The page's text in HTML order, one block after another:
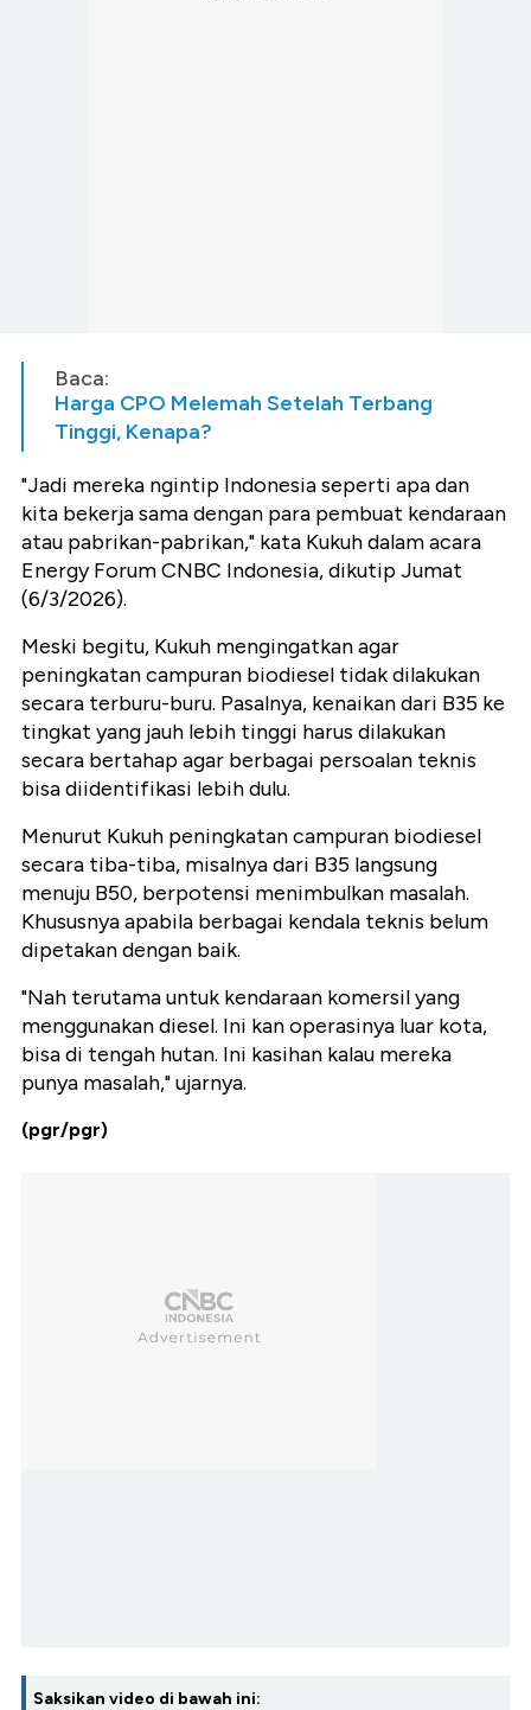
Baca:
Harga CPO Melemah Setelah Terbang
Tinggi, Kenapa?
"Jadi mereka ngintip Indonesia seperti apa dan
kita bekerja sama dengan para pembuat kendaraan
atau pabrikan-pabrikan," kata Kukuh dalam acara
Energy Forum CNBC Indonesia, dikutip Jumat
(6/3/2026).
Meski begitu, Kukuh mengingatkan agar
peningkatan campuran biodiesel tidak dilakukan
secara terburu-buru. Pasalnya, kenaikan dari B35 ke
tingkat yang jauh lebih tinggi harus dilakukan
secara bertahap agar berbagai persoalan teknis
bisa diidentifikasi lebih dulu.
Menurut Kukuh peningkatan campuran biodiesel
secara tiba-tiba, misalnya dari B35 langsung
menuju B50, berpotensi menimbulkan masalah.
Khususnya apabila berbagai kendala teknis belum
dipetakan dengan baik.
"Nah terutama untuk kendaraan komersil yang
menggunakan diesel. Ini kan operasinya luar kota,
bisa di tengah hutan. Ini kasihan kalau mereka
punya masalah," ujarnya.
(pgr/pgr)
Saksikan video di bawah ini: